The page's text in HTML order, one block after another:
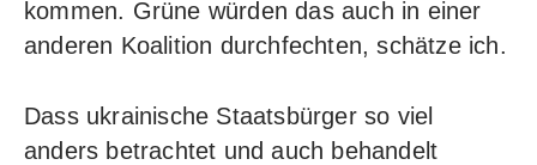
kommen. Grüne würden das auch in einer
anderen Koalition durchfechten, schätze ich.
Dass ukrainische Staatsbürger so viel
anders betrachtet und auch behandelt